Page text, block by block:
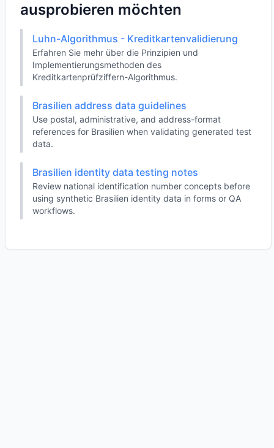
ausprobieren möchten
Luhn-Algorithmus - Kreditkartenvalidierung
Erfahren Sie mehr über die Prinzipien und
Implementierungsmethoden des
Kreditkartenprüfziffern-Algorithmus.
Brasilien address data guidelines
Use postal, administrative, and address-format
references for Brasilien when validating generated test
data.
Brasilien identity data testing notes
Review national identification number concepts before
using synthetic Brasilien identity data in forms or QA
workflows.